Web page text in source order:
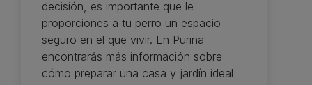
decisión, es importante que le
proporciones a tu perro un espacio
seguro en el que vivir. En Purina
encontrarás más información sobre
cómo preparar una casa y jardín ideal